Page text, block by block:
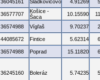
36045161 Sládkovičovo 4.91269
36577707
Košice -
Šaca
10.15590
36574988 Vígľaš 9.70237
44085672 Fintice 5.62314
36574988 Poprad 15.11820
36245160 Boleráz 5.74235